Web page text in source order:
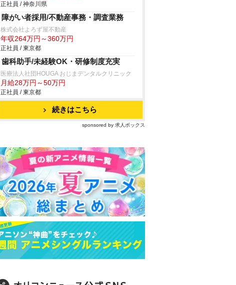
正社員 / 神奈川県
障がい者採用/不動産事務・調査業務
株式会社よろず屋不動産
年収264万円～360万円
正社員 / 東京都
歯科助手/未経験OK・研修制度充実
医療法人社団HOUGA おじまデンタルクリニック
月給28万円～50万円
正社員 / 東京都
続きはこちら
sponsored by 求人ボックス